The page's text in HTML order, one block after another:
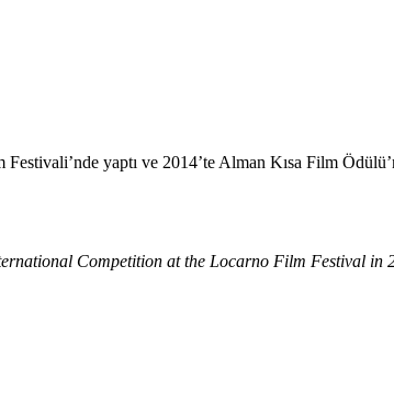
yaptı ve 2014’te Alman Kısa Film
Competition at the Locarno Film Festival in